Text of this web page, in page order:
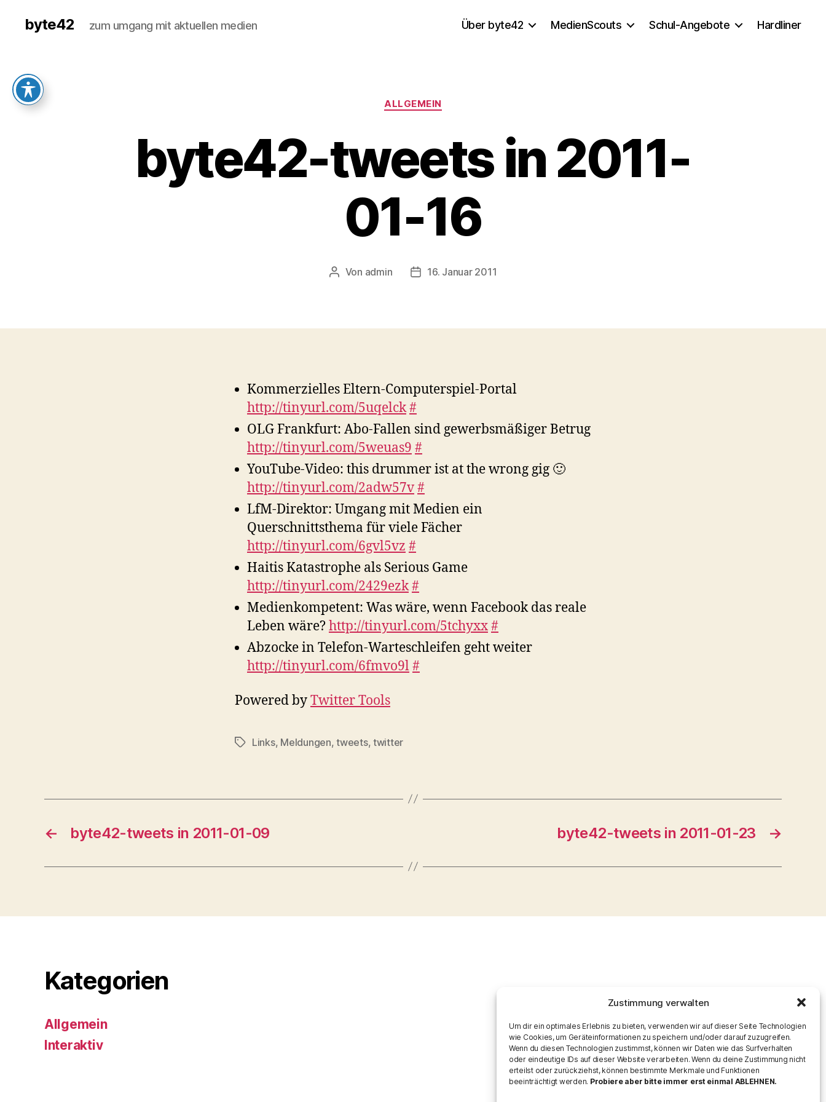
Zustimmung verwalten
Um dir ein optimales Erlebnis zu bieten, verwenden wir auf dieser Seite Technologien
wie Cookies, um Geräteinformationen zu speichern und/oder darauf zuzugreifen.
Wenn du diesen Technologien zustimmst, können wir Daten wie das Surfverhalten
oder eindeutige IDs auf dieser Website verarbeiten. Wenn du deine Zustimmung nicht
erteilst oder zurückziehst, können bestimmte Merkmale und Funktionen
beeinträchtigt werden. Probiere aber bitte immer erst einmal ABLEHNEN.
byte42 zum umgang mit aktuellen medien Über byte42 MedienScouts Schul-Angebote Hardliner
Kategorien
ALLGEMEIN
byte42-tweets in 2011-
01-16
Beitragsautor
Von admin Veröffentlichungsdatum
16. Januar 2011
Kommerzielles Eltern-Computerspiel-Portal
http://tinyurl.com/5uqelck#
OLG Frankfurt: Abo-Fallen sind gewerbsmäßiger Betrug
http://tinyurl.com/5weuas9 #
YouTube-Video: this drummer ist at the wrong gig 🙂
http://tinyurl.com/2adw57v#
LfM-Direktor: Umgang mit Medien ein
Querschnittsthema für viele Fächer
http://tinyurl.com/6gvl5vz #
Haitis Katastrophe als Serious Game
http://tinyurl.com/2429ezk#
Medienkompetent: Was wäre, wenn Facebook das reale
Leben wäre?http://tinyurl.com/5tchyxx#
Abzocke in Telefon-Warteschleifen geht weiter
http://tinyurl.com/6fmvo9l#
Powered byTwitter Tools
Schlagwörter
Links, Meldungen,tweets,twitter
← byte42-tweets in 2011-01-09 →
byte42-tweets in 2011-01-23
Kategorien
Allgemein
Interaktiv